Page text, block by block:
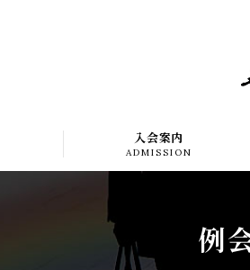
入会案内
ADMISSION
例